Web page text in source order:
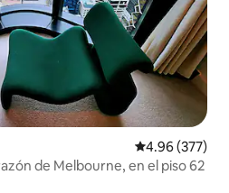
Calificación
4.96 (377)
de Melbourne, en el piso 62